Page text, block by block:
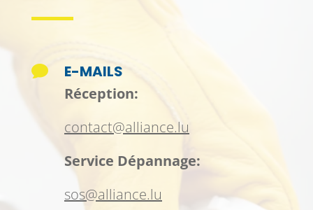
 E-MAILS
Réception:
contact@alliance.lu
Service Dépannage:
sos@alliance.lu